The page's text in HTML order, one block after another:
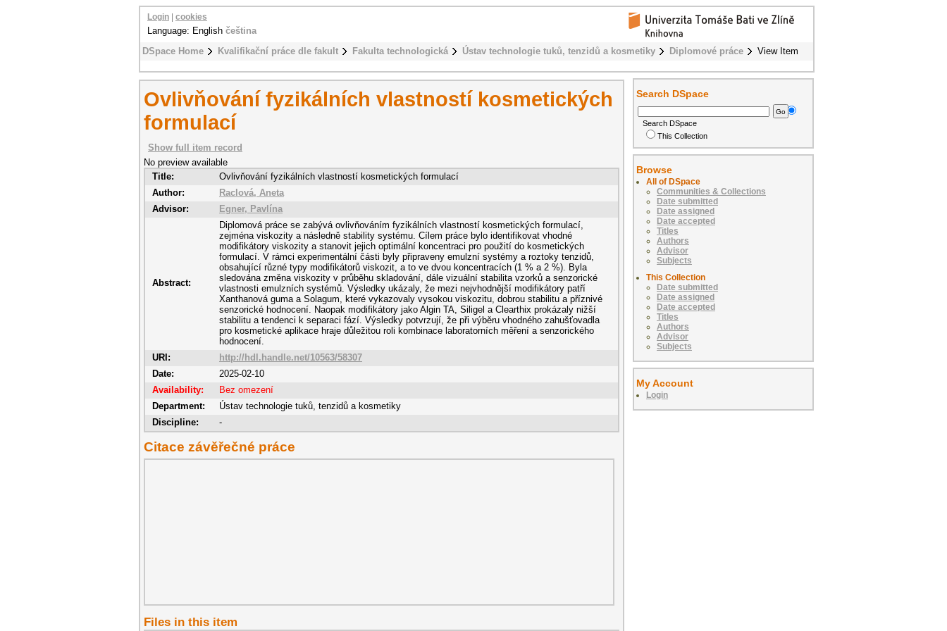
DSpace Home Kvalifikační práce dle fakult Fakulta technologická Ústav technologie tuků, tenzidů a kosmetiky Diplomové práce View Item
Login cookies
Language: English čeština
Ovlivňování fyzikálních vlastností kosmetických
formulací
Show full item record
No preview available
Title:
Ovlivňování fyzikálních vlastností kosmetických formulací
Author:
Raclová, Aneta
Advisor:
Egner, Pavlína
Abstract:
Diplomová práce se zabývá ovlivňováním fyzikálních vlastností kosmetických formulací,
zejména viskozity a následně stability systému. Cílem práce bylo identifikovat vhodné
modifikátory viskozity a stanovit jejich optimální koncentraci pro použití do kosmetických
formulací. V rámci experimentální části byly připraveny emulzní systémy a roztoky tenzidů,
obsahující různé typy modifikátorů viskozit, a to ve dvou koncentracích (1 % a 2 %). Byla
sledována změna viskozity v průběhu skladování, dále vizuální stabilita vzorků a senzorické
vlastnosti emulzních systémů. Výsledky ukázaly, že mezi nejvhodnější modifikátory patří
Xanthanová guma a Solagum, které vykazovaly vysokou viskozitu, dobrou stabilitu a příznivé
senzorické hodnocení. Naopak modifikátory jako Algin TA, Siligel a Clearthix prokázaly nižší
stabilitu a tendenci k separaci fází. Výsledky potvrzují, že při výběru vhodného zahušťovadla
pro kosmetické aplikace hraje důležitou roli kombinace laboratorních měření a senzorického
hodnocení.
URI:
http://hdl.handle.net/10563/58307
Date:
2025-02-10
Availability:
Bez omezení
Department:
Ústav technologie tuků, tenzidů a kosmetiky
Discipline:
-
Citace závěřečné práce
Files in this item
Search DSpace
Search DSpace
This Collection
Browse
All of DSpace
Communities & Collections
Date submitted
Date assigned
Date accepted
Titles
Authors
Advisor
Subjects
This Collection
Date submitted
Date assigned
Date accepted
Titles
Authors
Advisor
Subjects
My Account
Login